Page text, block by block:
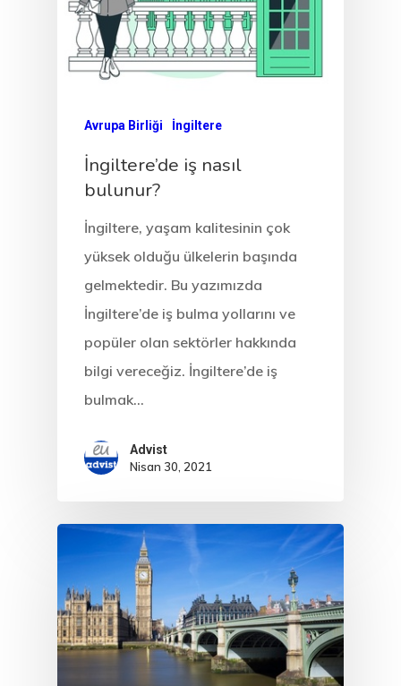
Avrupa Birliği İngiltere
İngiltere’de iş nasıl
bulunur?
İngiltere, yaşam kalitesinin çok
yüksek olduğu ülkelerin başında
gelmektedir. Bu yazımızda
İngiltere’de iş bulma yollarını ve
popüler olan sektörler hakkında
bilgi vereceğiz. İngiltere’de iş
bulmak…
Advist
Nisan 30, 2021